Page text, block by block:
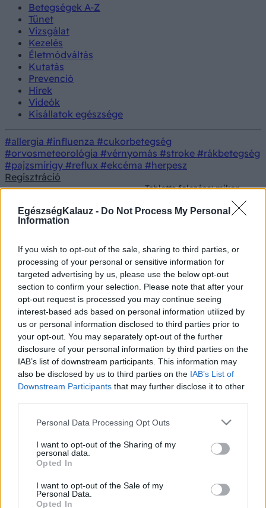
EgészségKalauz - Do Not Process My Personal
Information
If you wish to opt-out of the sale, sharing to third parties, or
processing of your personal or sensitive information for
targeted advertising by us, please use the below opt-out
section to confirm your selection. Please note that after your
opt-out request is processed you may continue seeing
interest-based ads based on personal information utilized by
us or personal information disclosed to third parties prior to
your opt-out. You may separately opt-out of the further
disclosure of your personal information by third parties on the
IAB’s list of downstream participants. This information may
also be disclosed by us to third parties on the IAB’s List of
Downstream Participants that may further disclose it to other
Please note that this website/app uses one or more Google
not limited to your visit or usage behaviour. You may click to
grant or deny consent to Google and its third-party tags to
use your data for below specified purposes in below Google
consent section.
Personal Data Processing Opt Outs
I want to opt-out of the Sharing of my
personal data.
Opted In
I want to opt-out of the Sale of my
Personal Data.
Opted In
Betegségek A-Z
Tünet
Vizsgálat
Kezelés
Életmódváltás
Kutatás
Prevenció
Hírek
Videók
Kisállatok egészsége
#allergia #influenza #cukorbetegség
#orvosmeteorológia #vérnyomás #stroke #rákbetegség
#pajzsmirigy #reflux #ekcéma #herpesz
Regisztráció
Tabletta felezése: mikor
veszélyes?
és mikor veszélyes?